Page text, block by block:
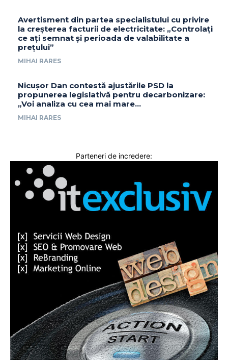
Avertisment din partea specialistului cu privire
la creșterea facturii de electricitate: „Controlați
ce ați semnat și perioada de valabilitate a
prețului”
MIHAI RARES
Nicușor Dan contestă ajustările PSD la
propunerea legislativă pentru decarbonizare:
„Voi analiza cu cea mai mare…
MIHAI RARES
Parteneri de incredere: